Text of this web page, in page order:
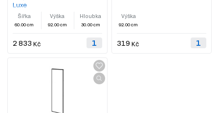
Luxe
Šířka
60.00 cm
Výška
92.00 cm
Hloubka
30.00 cm
2 833 Kč
Výška
92.00 cm
319 Kč